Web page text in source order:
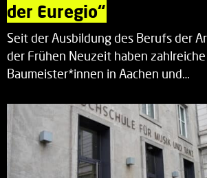
der Euregio“
Seit der Ausbildung des Berufs der
der Frühen Neuzeit haben
Baumeister*innen in Aachen und…